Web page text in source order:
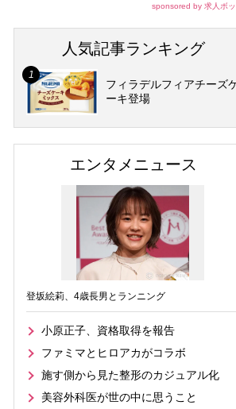
sponsored by 求人ボッ
人気記事ランキング
フィラデルフィアチーズ
ーキ登場
エンタメニュース
登坂絵莉、4歳長男とランニング
小原正子、資格取得を報告
ファミマとヒロアカがコラボ
施す側から見た整形のカジュアル化
美容外科医が世の中に思うこと